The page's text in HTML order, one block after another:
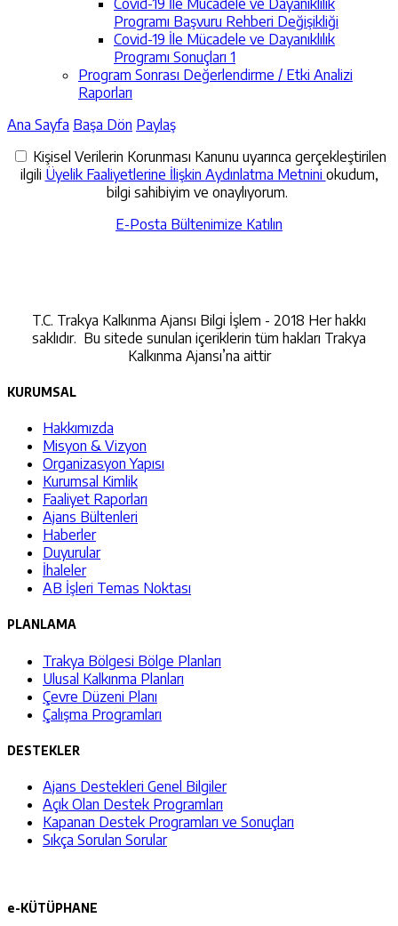
Programı Başvuru Rehberi Değişikliği
Covid-19 İle Mücadele ve Dayanıklılık
Programı Sonuçları 1
Program Sonrası Değerlendirme / Etki Analizi
Raporları
Ana Sayfa Başa Dön Paylaş
Kişisel Verilerin Korunması Kanunu uyarınca gerçekleştirilen
ilgili Üyelik Faaliyetlerine İlişkin Aydınlatma Metnini okudum,
bilgi sahibiyim ve onaylıyorum.
E-Posta Bültenimize Katılın
T.C. Trakya Kalkınma Ajansı Bilgi İşlem - 2018 Her hakkı
saklıdır. Bu sitede sunulan içeriklerin tüm hakları Trakya
Kalkınma Ajansı’na aittir
KURUMSAL
Hakkımızda
Misyon & Vizyon
Organizasyon Yapısı
Kurumsal Kimlik
Faaliyet Raporları
Ajans Bültenleri
Haberler
Duyurular
İhaleler
AB İşleri Temas Noktası
PLANLAMA
Trakya Bölgesi Bölge Planları
Ulusal Kalkınma Planları
Çevre Düzeni Planı
Çalışma Programları
DESTEKLER
Ajans Destekleri Genel Bilgiler
Açık Olan Destek Programları
Kapanan Destek Programları ve Sonuçları
Sıkça Sorulan Sorular
e-KÜTÜPHANE